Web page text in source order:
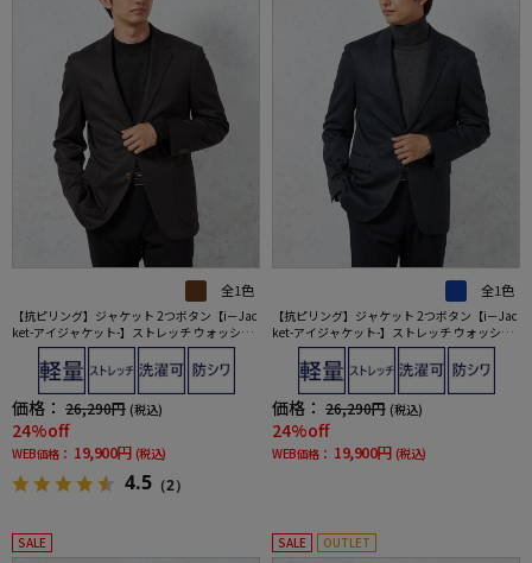
全1色
【抗ピリング】ジャケット 2つボタン【i－Jac
ket-アイジャケット-】ストレッチ ウォッシャ
ブル 無地 ブラウン 秋冬
価格： 26,290円 (税込)
24%off
WEB価格： 19,900円 (税込)
4.5 （2）
全1色
【抗ピリング】ジャケット 2つボタン【i－Jac
ket-アイジャケット-】ストレッチ ウォッシャ
ブル 無地 ネイビー 秋冬
価格： 26,290円 (税込)
24%off
WEB価格： 19,900円 (税込)
SALE SALE OUTLET